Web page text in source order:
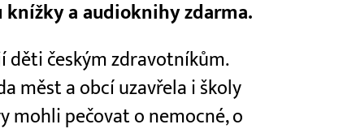
a audioknihy zdarma.
děti českým zdravotníkům.
měst a obcí uzavřela i školy
mohli pečovat o nemocné, o